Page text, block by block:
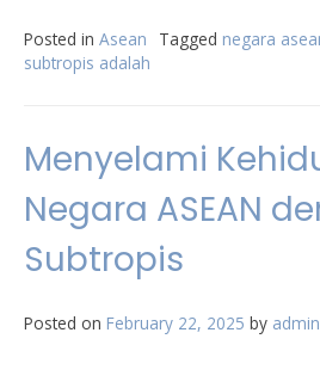
Posted in Asean Tagged negara
subtropis adalah
Menyelami
Negara ASEAN
Subtropis
Posted on February 22, 2025 by